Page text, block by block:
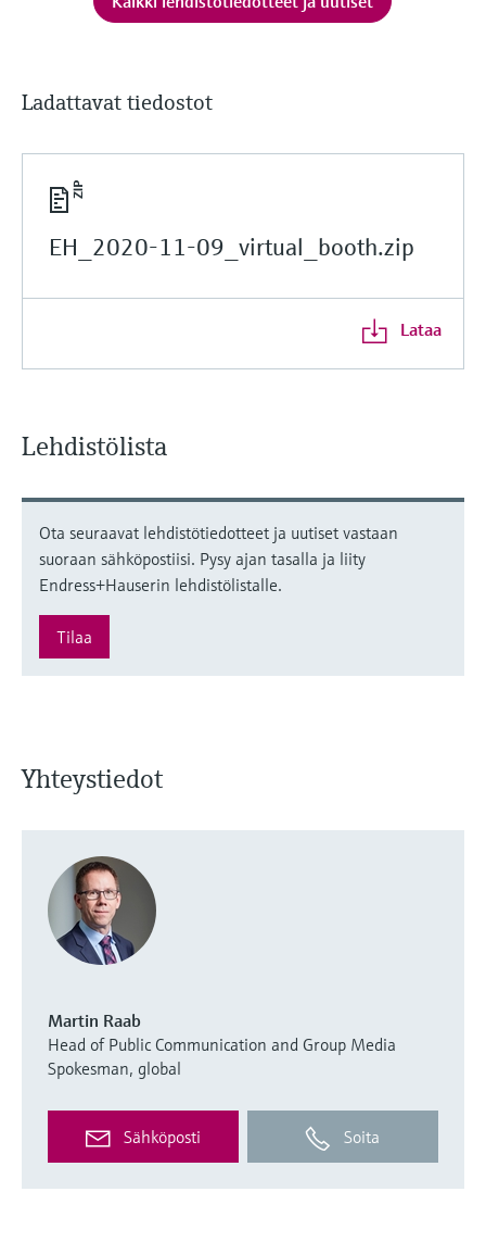
Ladattavat tiedostot
EH_2020-11-09_virtual_booth.zip
Lataa
Lehdistölista
Ota seuraavat lehdistötiedotteet ja uutiset vastaan
suoraan sähköpostiisi. Pysy ajan tasalla ja liity
Endress+Hauserin lehdistölistalle.
Tilaa
Yhteystiedot
Martin Raab
Head of Public Communication and Group Media
Spokesman, global
Sähköposti Soita